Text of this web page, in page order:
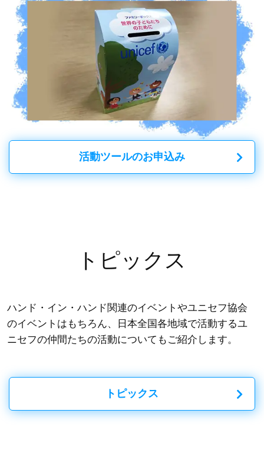
活動ツールのお申込み
トピックス
ハンド・イン・ハンド関連のイベントやユニセフ協会
のイベントはもちろん、日本全国各地域で活動するユ
ニセフの仲間たちの活動についてもご紹介します。
トピックス